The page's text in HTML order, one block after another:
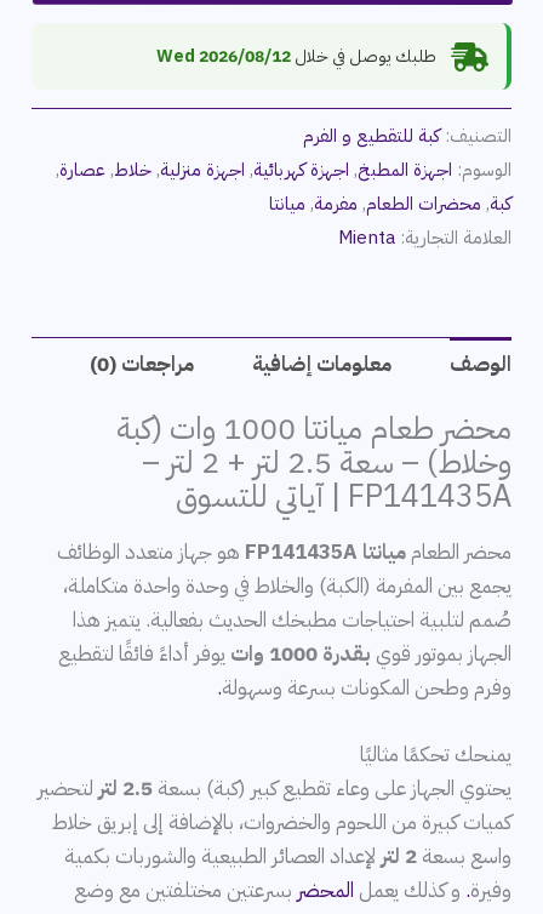
طلبك يوصل في خلال2026/08/12 Wed
التصنيف:كبة للتقطيع و الفرم
الوسوم: اجهزة المطبخ, اجهزة كهربائية, اجهزة منزلية,خلاط,عصارة,
كبة, محضرات الطعام, مفرمة, ميانتا
العلامة التجارية:Mienta
الوصف معلومات إضافية مراجعات (0)
محضر طعام ميانتا 1000 وات (كبة
وخلاط) – سعة 2.5 لتر + 2 لتر –
FP141435A | آياتي للتسوق
محضر الطعامميانتا FP141435A
هو جهاز متعدد الوظائف
يجمع بين المفرمة (الكبة) والخلاط في وحدة واحدة متكاملة،
صُمم لتلبية احتياجات مطبخك الحديث بفعالية. يتميز هذا
الجهاز بموتور قوي بقدرة 1000 وات
يوفر أداءً فائقًا لتقطيع
وفرم وطحن المكونات بسرعة وسهولة.
يمنحك تحكمًا مثاليًا
يحتوي الجهاز على وعاء تقطيع كبير (كبة) بسعة2.5 لتر
لتحضير
كميات كبيرة من اللحوم والخضروات، بالإضافة إلى إبريق خلاط
واسع بسعة2 لتر
لإعداد العصائر الطبيعية والشوربات بكمية
وفيرة. و كذلك يعمل المحضر بسرعتين مختلفتين مع وضع